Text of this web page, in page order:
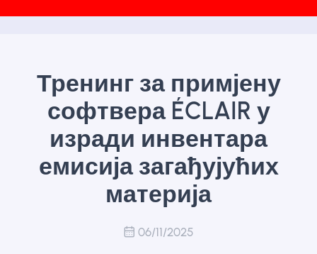
Тренинг за примјену
софтвера ÉCLAIR у
изради инвентара
емисија загађујућих
материја
06/11/2025